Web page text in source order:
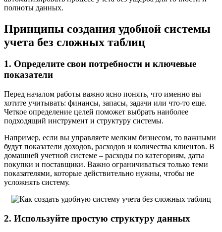
полноты данных.
Принципы создания удобной системы
учета без сложных таблиц
1. Определите свои потребности и ключевые
показатели
Перед началом работы важно ясно понять, что именно вы
хотите учитывать: финансы, запасы, задачи или что-то еще.
Четкое определение целей поможет выбрать наиболее
подходящий инструмент и структуру системы.
Например, если вы управляете мелким бизнесом, то важными
будут показатели доходов, расходов и количества клиентов. В
домашней учетной системе – расходы по категориям, даты
покупки и поставщики. Важно ограничиваться только теми
показателями, которые действительно нужны, чтобы не
усложнять систему.
2. Используйте простую структуру данных